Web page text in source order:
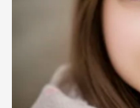
ОПУБЛИКОВАНО В
ЗНАКОМСТВА